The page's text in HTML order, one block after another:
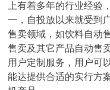
上有着多年的行业经验
一，自投放以来就受到
售卖领域，如饮料自动
售卖及其它产品自动售
用户定制服务，用户可
能达提供合适的实行方